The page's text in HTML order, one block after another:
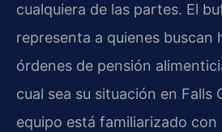
cualquiera de las partes. El
representa a quienes buscan
órdenes de pensión
cual sea su situación en Falls
equipo está familiarizado con